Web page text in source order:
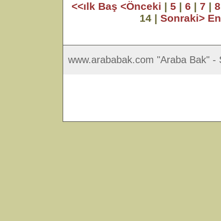
<<ılk Baş <Önceki | 5 | 6 | 7 | 8
14 | Sonraki>
www.arababak.com "Araba Bak"